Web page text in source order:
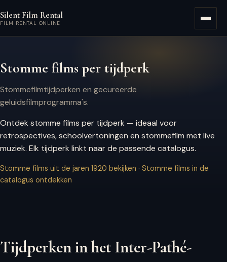
Silent Film Rental
FILM RENTAL ONLINE
Stomme films per tijdperk
Stommefilmtijdperken en gecureerde
geluidsfilmprogramma's.
Ontdek stomme films per tijdperk — ideaal voor
retrospectives, schoolvertoningen en stommefilm met live
muziek. Elk tijdperk linkt naar de passende catalogus.
Stomme films uit de jaren 1920 bekijken · Stomme films in de
catalogus ontdekken
Tijdperken in het Inter-Pathé-